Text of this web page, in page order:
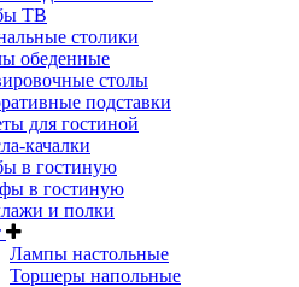
ТВ
столики
обеденные
столы
подставки
для гостиной
качалки
в гостиную
в гостиную
и полки
Лампы настольные
Торшеры напольные